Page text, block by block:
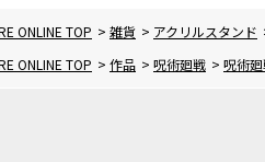
ONLINE TOP > 雑貨 > アクリルスタンド
ONLINE TOP > 作品 > 呪術廻戦 > 呪術